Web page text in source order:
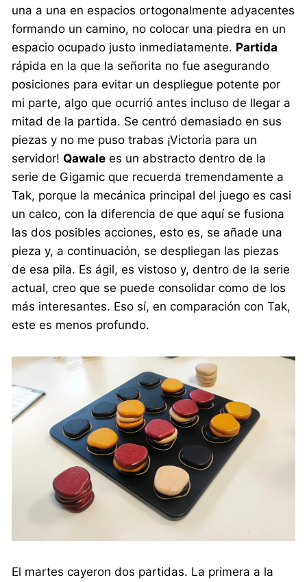
una a una en espacios ortogonalmente adyacentes
formando un camino, no colocar una piedra en un
espacio ocupado justo inmediatamente. Partida
rápida en la que la señorita no fue asegurando
posiciones para evitar un despliegue potente por
mi parte, algo que ocurrió antes incluso de llegar a
mitad de la partida. Se centró demasiado en sus
piezas y no me puso trabas ¡Victoria para un
servidor!Qawale es un abstracto dentro de la
serie de Gigamic que recuerda tremendamente a
Tak, porque la mecánica principal del juego es casi
un calco, con la diferencia de que aquí se fusiona
las dos posibles acciones, esto es, se añade una
pieza y, a continuación, se despliegan las piezas
de esa pila. Es ágil, es vistoso y, dentro de la serie
actual, creo que se puede consolidar como de los
más interesantes. Eso sí, en comparación con Tak,
este es menos profundo.
El martes cayeron dos partidas. La primera a la